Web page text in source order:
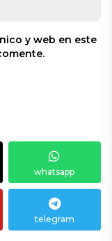
y web en este
whatsapp
telegram